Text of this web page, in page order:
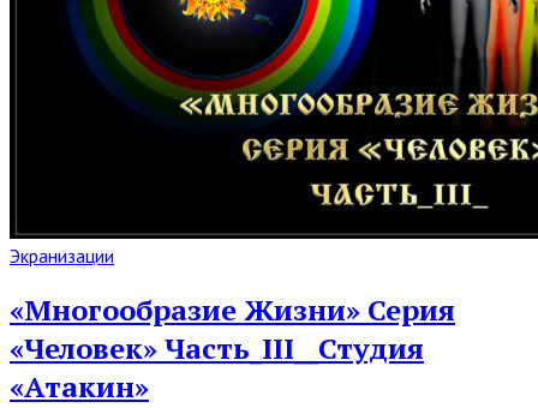
Read
Post
Экранизации
«Многообразие Жизни» Серия
«Человек» Часть_III__Студия
«Атакин»